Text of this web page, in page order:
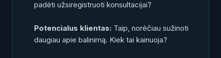
padėti užsiregistruoti konsultacijai?
Potencialus klientas: Taip, norėčiau sužinoti
daugiau apie balinimą. Kiek tai kainuoja?